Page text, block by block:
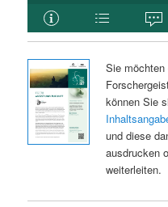
Sie
können Sie
und diese
ausdrucken
weiterleiten.